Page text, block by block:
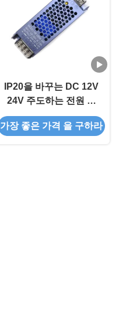
IP20을 바꾸는 DC 12V
24V 주도하는 전원 공
급기 60W 100W
AC220-240V 주도하는
가장 좋은 가격 을 구하라